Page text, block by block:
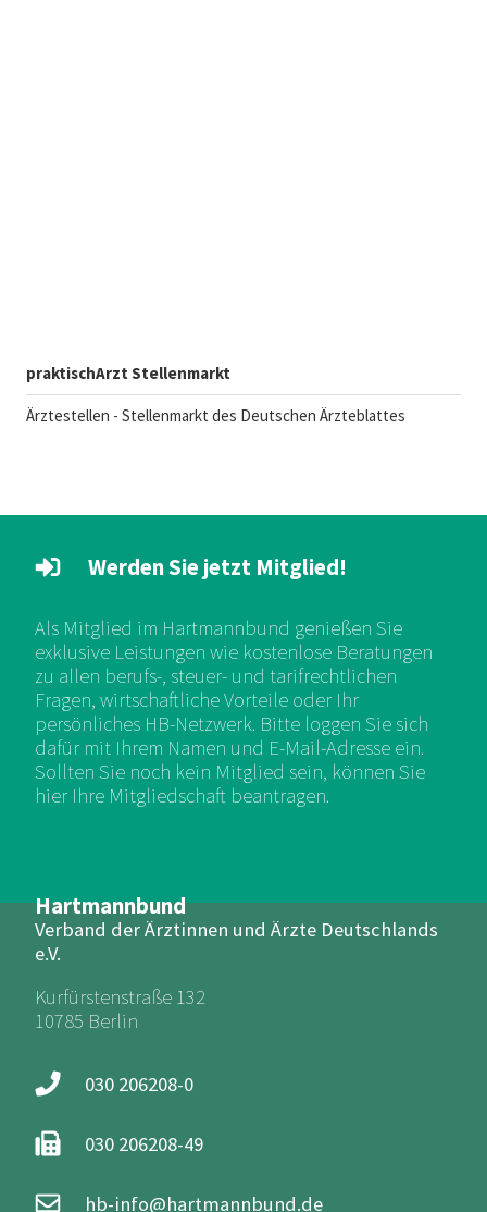
praktischArzt Stellenmarkt
Ärztestellen - Stellenmarkt des Deutschen Ärzteblattes
Hartmannbund
Verband der Ärztinnen und Ärzte Deutschlands
e.V.
Kurfürstenstraße 132
10785 Berlin
030 206208-0
030 206208-49
hb-info@hartmannbund.de
Werden Sie jetzt Mitglied!
Als Mitglied im Hartmannbund genießen Sie
exklusive Leistungen wie kostenlose Beratungen
zu allen berufs-, steuer- und tarifrechtlichen
Fragen, wirtschaftliche Vorteile oder Ihr
persönliches HB-Netzwerk. Bitte loggen Sie sich
dafür mit Ihrem Namen und E-Mail-Adresse ein.
Sollten Sie noch kein Mitglied sein, können Sie
hier Ihre Mitgliedschaft beantragen.